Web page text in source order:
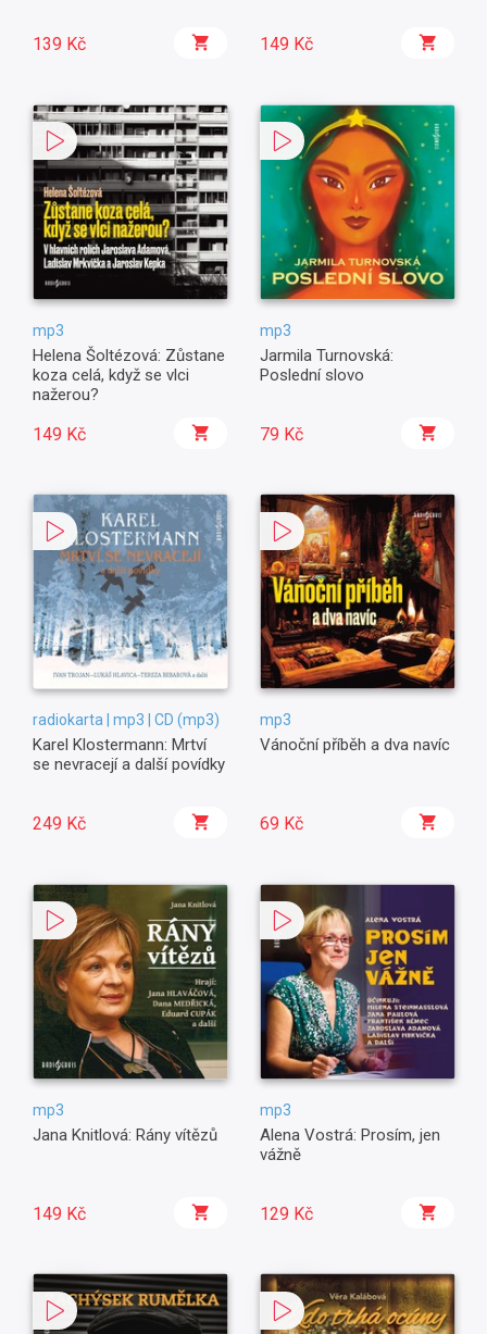
139 Kč 149 Kč
mp3
Helena Šoltézová: Zůstane
koza celá, když se vlci
nažerou?
149 Kč
mp3
Jarmila Turnovská:
Poslední slovo
79 Kč
radiokarta | mp3 | CD (mp3)
Karel Klostermann: Mrtví
se nevracejí a další povídky
249 Kč
mp3
Vánoční příběh a dva navíc
69 Kč
mp3
Jana Knitlová: Rány vítězů
149 Kč
mp3
Alena Vostrá: Prosím, jen
vážně
129 Kč